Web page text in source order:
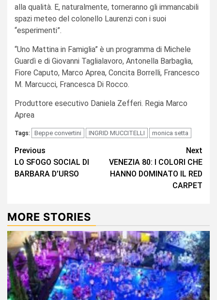
alla qualità. E, naturalmente, torneranno gli immancabili
spazi meteo del colonello Laurenzi con i suoi
“esperimenti”.
“Uno Mattina in Famiglia” è un programma di Michele
Guardì e di Giovanni Taglialavoro, Antonella Barbaglia,
Fiore Caputo, Marco Aprea, Concita Borrelli, Francesco
M. Marcucci, Francesca Di Rocco.
Produttore esecutivo Daniela Zefferi. Regia Marco
Aprea
Tags: Beppe convertini INGRID MUCCITELLI monica setta
Continue
Reading
Previous
LO SFOGO SOCIAL DI
BARBARA D’URSO
Next
VENEZIA 80: I COLORI CHE
HANNO DOMINATO IL RED
CARPET
MORE STORIES